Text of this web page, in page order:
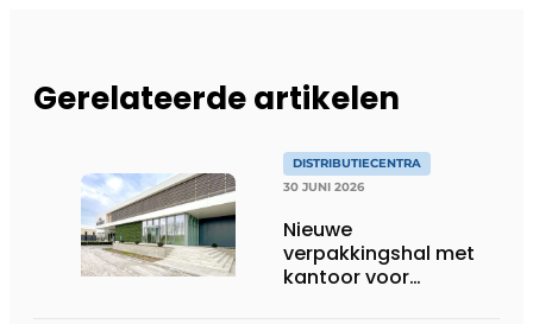
Gerelateerde artikelen
DISTRIBUTIECENTRA
30 JUNI 2026
Nieuwe
verpakkingshal met
kantoor voor